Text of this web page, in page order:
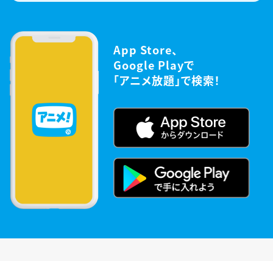
App Store、
Google Playで
「アニメ放題」で検索！